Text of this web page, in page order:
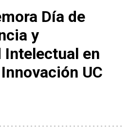
Día de
y
Intelectual en
UC